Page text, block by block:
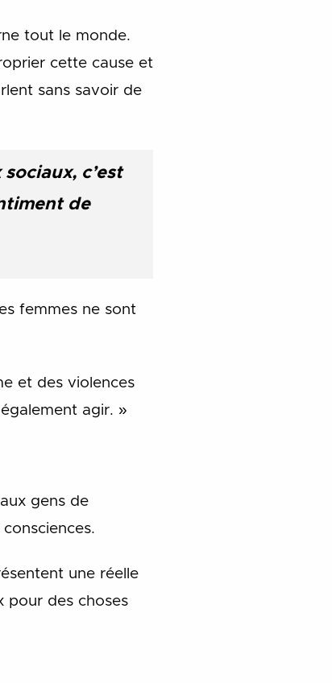
tout le monde.
cette cause et
sans savoir de
c’est
de
femmes ne sont
et des violences
agir. »
gens de
une réelle
pour des choses